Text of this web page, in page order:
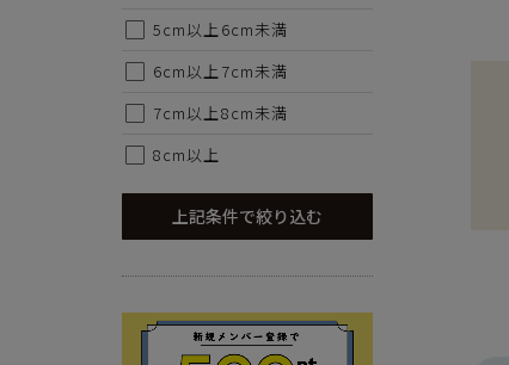
5cm以上6cm未満
6cm以上7cm未満
7cm以上8cm未満
8cm以上
上記条件で絞り込む